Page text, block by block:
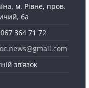
м. Рівне, пров.
6а
364 71 72
зв’язок